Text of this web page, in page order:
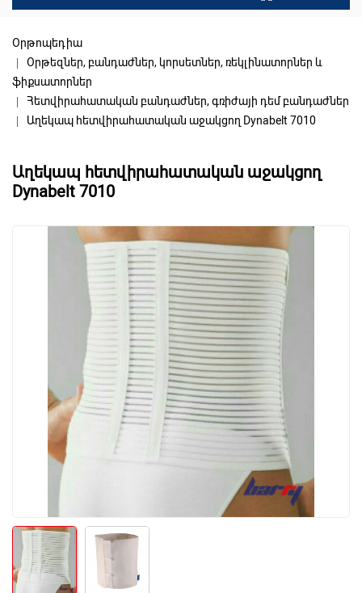
Օրթոպեդիա
Օրթեզներ, բանդաժներ, կորսետներ, ռեկլինատորներ և
ֆիքսատորներ
Հետվիրահատական բանդաժներ, գռիժայի դեմ բանդաժներ
Աղեկապ հետվիրահատական աջակցող Dynabelt 7010
Աղեկապ հետվիրահատական աջակցող
Dynabelt 7010